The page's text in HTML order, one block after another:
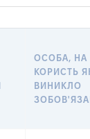
ОСОБА, НА
КОРИСТЬ
ВИНИКЛО